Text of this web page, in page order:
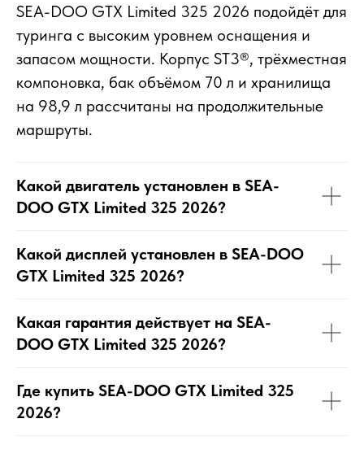
SEA-DOO GTX Limited 325 2026 подойдёт для
туринга с высоким уровнем оснащения и
запасом мощности. Корпус ST3®, трёхместная
компоновка, бак объёмом 70 л и хранилища
на 98,9 л рассчитаны на продолжительные
маршруты.
Какой двигатель установлен в SEA-
DOO GTX Limited 325 2026?
Какой дисплей установлен в SEA-DOO
GTX Limited 325 2026?
Какая гарантия действует на SEA-
DOO GTX Limited 325 2026?
Где купить SEA-DOO GTX Limited 325
2026?